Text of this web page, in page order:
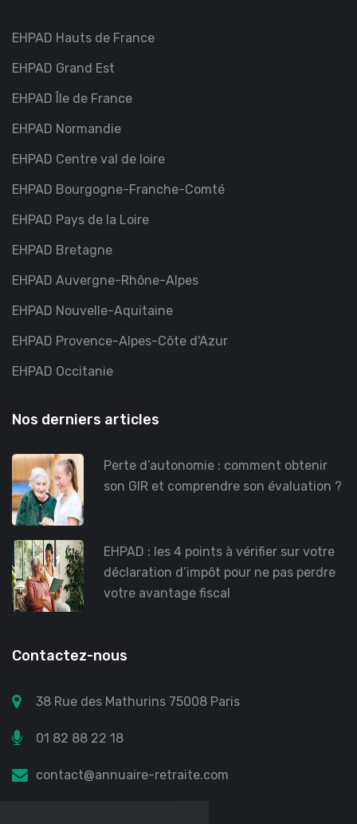
EHPAD Hauts de France
EHPAD Grand Est
EHPAD Île de France
EHPAD Normandie
EHPAD Centre val de loire
EHPAD Bourgogne-Franche-Comté
EHPAD Pays de la Loire
EHPAD Bretagne
EHPAD Auvergne-Rhône-Alpes
EHPAD Nouvelle-Aquitaine
EHPAD Provence-Alpes-Côte d'Azur
EHPAD Occitanie
Nos derniers articles
Perte d’autonomie : comment obtenir
son GIR et comprendre son évaluation ?
EHPAD : les 4 points à vérifier sur votre
déclaration d’impôt pour ne pas perdre
votre avantage fiscal
Contactez-nous
38 Rue des Mathurins 75008 Paris
01 82 88 22 18
contact@annuaire-retraite.com